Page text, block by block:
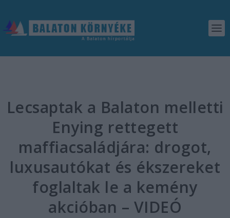
Lecsaptak a Balaton melletti
Enying rettegett
maffiacsaládjára: drogot,
luxusautókat és ékszereket
foglaltak le a kemény
akcióban – VIDEÓ